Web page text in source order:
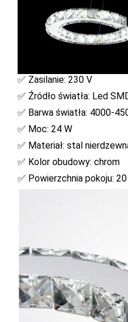
✅ Zasilanie: 230 V
✅ Źródło światła: Led
✅ Barwa światła: 4000-
✅ Moc: 24 W
✅ Materiał: stal
✅ Kolor obudowy: chrom
✅ Powierzchnia pokoju: